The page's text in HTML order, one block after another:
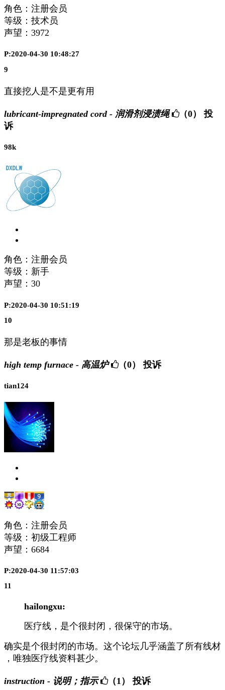
角色：注册会员
等级：技术员
声望： 3972
P:2020-04-30 10:48:27
9
直接挖人是不是更有用
lubricant-impregnated cord - 润滑剂浸渍绳 （0）
投
诉
98k
角色：注册会员
等级：新手
声望： 30
P:2020-04-30 10:51:19
10
那是老板的事情
high temp furnace - 高温炉 （0） 投诉
tian124
角色：注册会员
等级：初级工程师
声望： 6684
P:2020-04-30 11:57:03
11
hailongxu:
医疗线，是个很封闭，很保守的市场。
确实是个很封闭的市场。这个论坛几乎涵盖了所有线材
，唯独医疗线资料甚少。
instruction - 说明；指示 （1） 投诉